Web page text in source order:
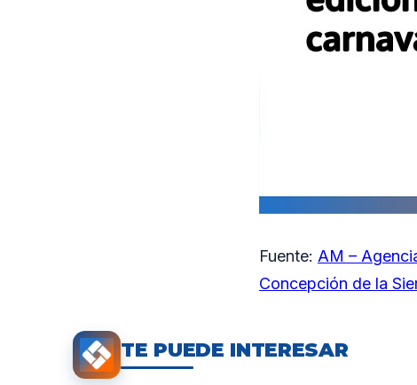
Fuente: AM –
Concepción de la
TE PUEDE INTERESAR